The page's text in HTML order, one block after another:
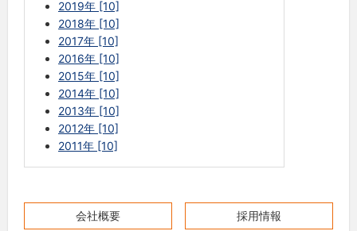
会社概要 採用情報
2019年 [10]
2018年 [10]
2017年 [10]
2016年 [10]
2015年 [10]
2014年 [10]
2013年 [10]
2012年 [10]
2011年 [10]